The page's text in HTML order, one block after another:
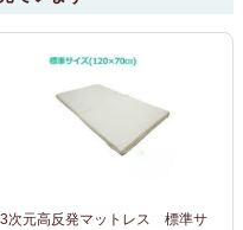
3次元高反発マットレス 標準サ